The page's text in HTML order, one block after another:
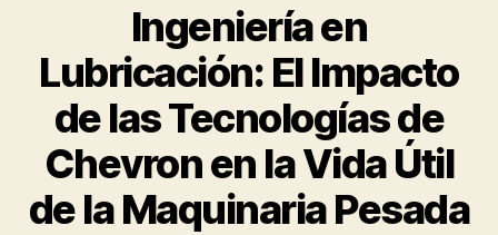
Ingeniería en
Lubricación: El Impacto
de las Tecnologías de
Chevron en la Vida Útil
de la Maquinaria Pesada